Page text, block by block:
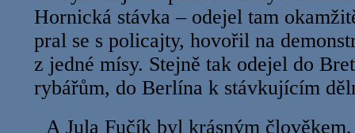
Hornická stávka – odejel tam
pral se s policajty, hovořil na
z jedné mísy. Stejně tak odejel do
rybářům, do Berlína k stávkujícím
A Jula Fučík byl krásným